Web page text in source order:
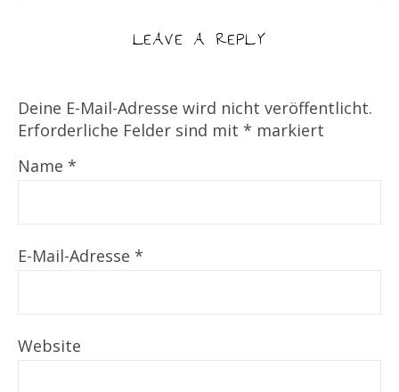
LEAVE A REPLY
Deine E-Mail-Adresse wird nicht veröffentlicht.
Erforderliche Felder sind mit * markiert
Name *
E-Mail-Adresse *
Website